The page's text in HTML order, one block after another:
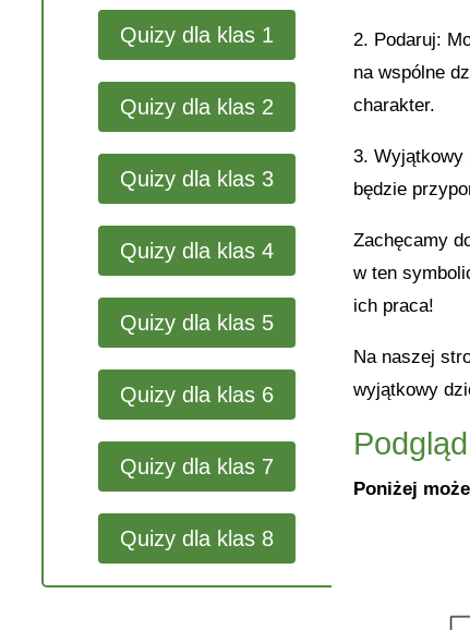
Quizy dla klas 1
Quizy dla klas 2
Quizy dla klas 3
Quizy dla klas 4
Quizy dla klas 5
Quizy dla klas 6
Quizy dla klas 7
Quizy dla klas 8
2. Podaruj:
na wspólne
charakter.
3. Wyjątkowy
będzie
Zachęcamy
w ten
ich praca!
Na naszej
wyjątkowy
Poniżej